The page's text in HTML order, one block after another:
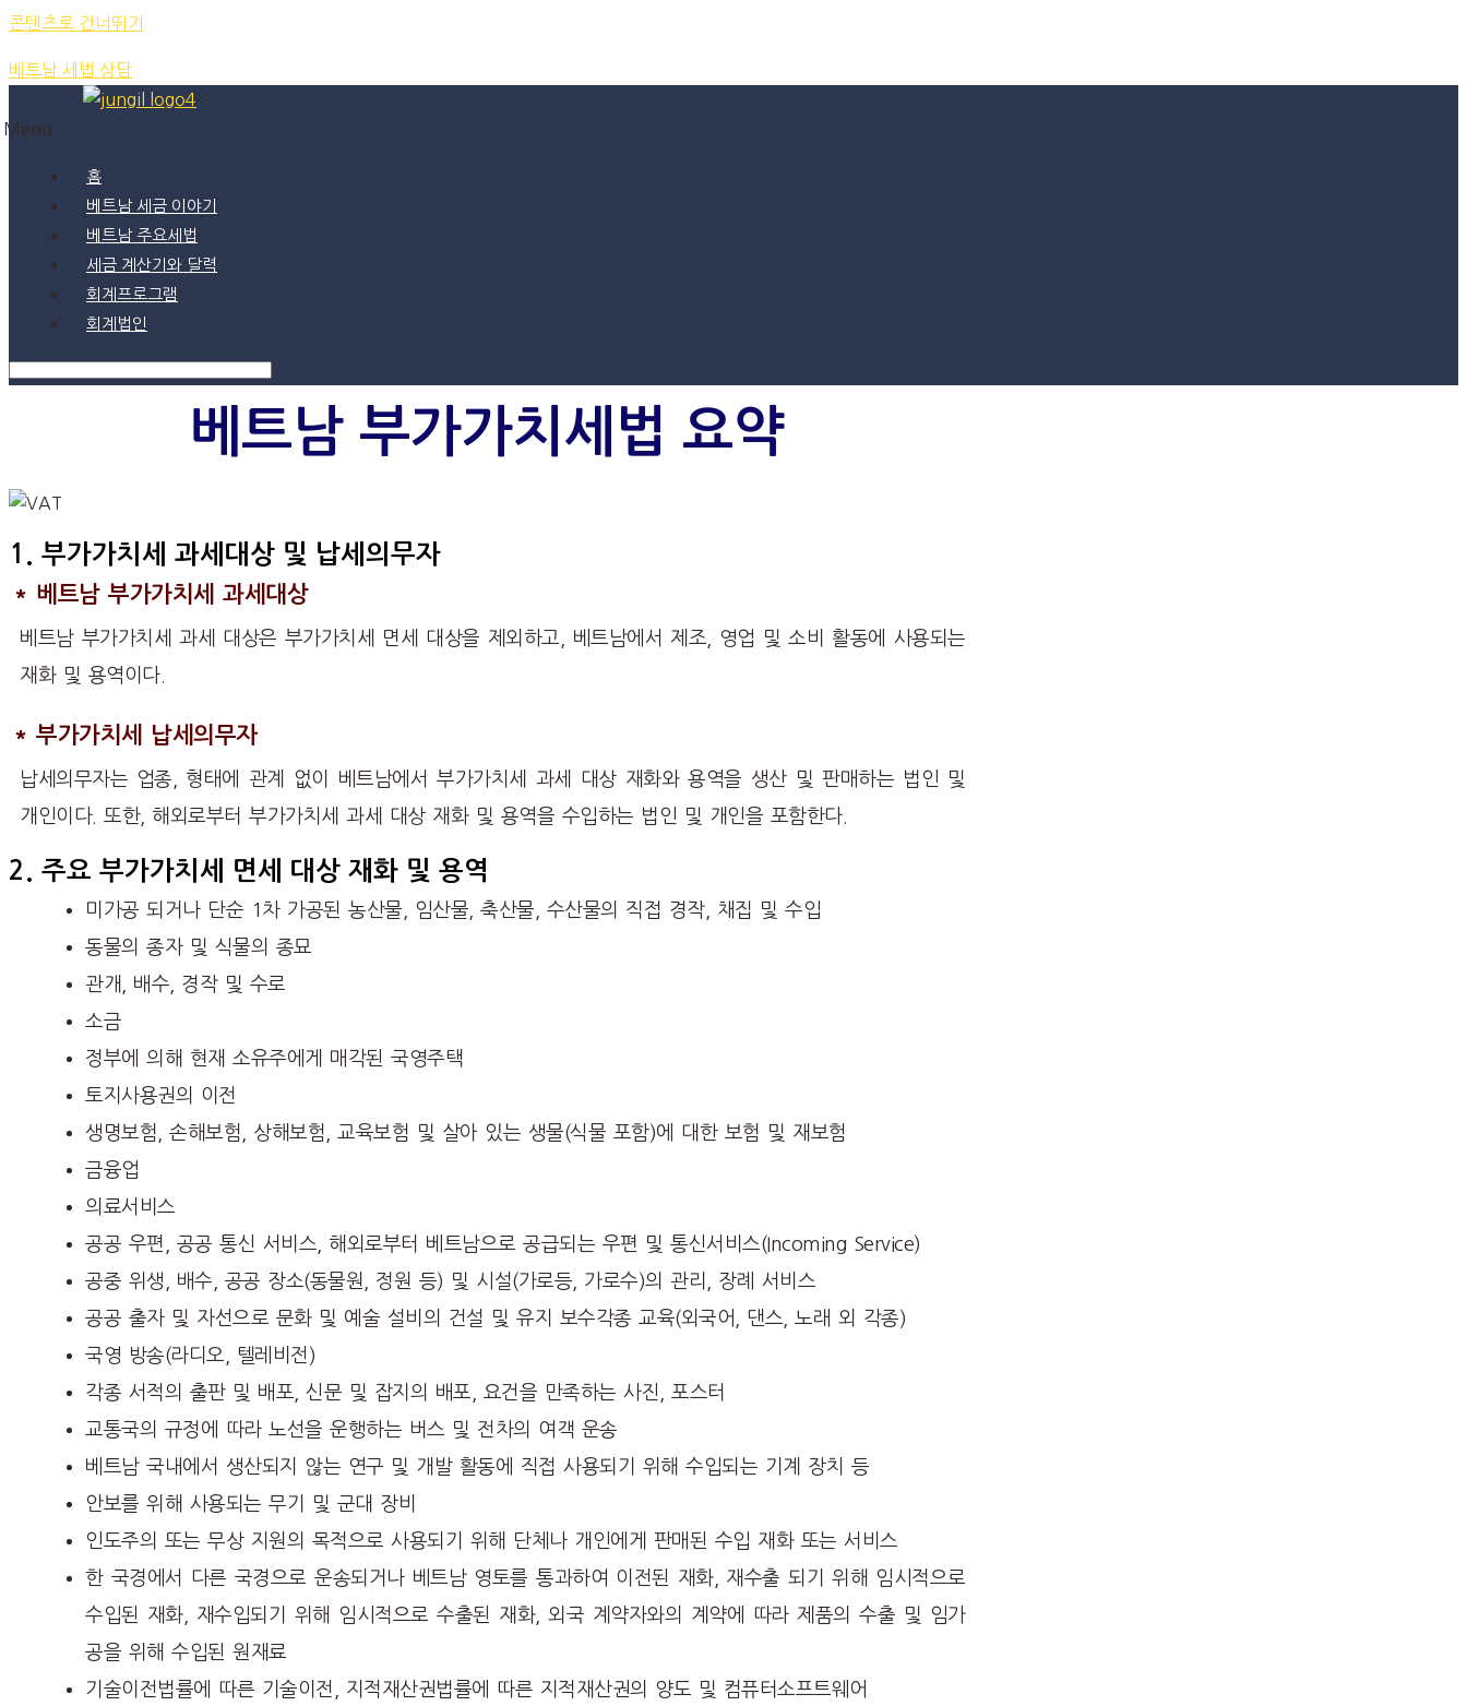
콘텐츠로 건너뛰기
베트남 세법 상담
Menu
홈
베트남 세금 이야기
베트남 주요세법
세금 계산기와 달력
회계프로그램
회계법인
베트남 부가가치세법 요약
1. 부가가치세 과세대상 및 납세의무자
* 베트남 부가가치세 과세대상
베트남 부가가치세 과세 대상은 부가가치세 면세 대상을 제외하고, 베트남에서 제조, 영업 및 소비 활동에 사용되는
재화 및 용역이다.
* 부가가치세 납세의무자
납세의무자는 업종, 형태에 관계 없이 베트남에서 부가가치세 과세 대상 재화와 용역을 생산 및 판매하는 법인 및
개인이다. 또한, 해외로부터 부가가치세 과세 대상 재화 및 용역을 수입하는 법인 및 개인을 포함한다.
2. 주요 부가가치세 면세 대상 재화 및 용역
미가공 되거나 단순 1차 가공된 농산물, 임산물, 축산물, 수산물의 직접 경작, 채집 및 수입
동물의 종자 및 식물의 종묘
관개, 배수, 경작 및 수로
소금
정부에 의해 현재 소유주에게 매각된 국영주택
토지사용권의 이전
생명보험, 손해보험, 상해보험, 교육보험 및 살아 있는 생물(식물 포함)에 대한 보험 및 재보험
금융업
의료서비스
공공 우편, 공공 통신 서비스, 해외로부터 베트남으로 공급되는 우편 및 통신서비스(Incoming Service)
공중 위생, 배수, 공공 장소(동물원, 정원 등) 및 시설(가로등, 가로수)의 관리, 장례 서비스
공공 출자 및 자선으로 문화 및 예술 설비의 건설 및 유지 보수각종 교육(외국어, 댄스, 노래 외 각종)
국영 방송(라디오, 텔레비전)
각종 서적의 출판 및 배포, 신문 및 잡지의 배포, 요건을 만족하는 사진, 포스터
교통국의 규정에 따라 노선을 운행하는 버스 및 전차의 여객 운송
베트남 국내에서 생산되지 않는 연구 및 개발 활동에 직접 사용되기 위해 수입되는 기계 장치 등
안보를 위해 사용되는 무기 및 군대 장비
인도주의 또는 무상 지원의 목적으로 사용되기 위해 단체나 개인에게 판매된 수입 재화 또는 서비스
한 국경에서 다른 국경으로 운송되거나 베트남 영토를 통과하여 이전된 재화, 재수출 되기 위해 임시적으로
수입된 재화, 재수입되기 위해 임시적으로 수출된 재화, 외국 계약자와의 계약에 따라 제품의 수출 및 임가
공을 위해 수입된 원재료
기술이전법률에 따른 기술이전, 지적재산권법률에 따른 지적재산권의 양도 및 컴퓨터소프트웨어